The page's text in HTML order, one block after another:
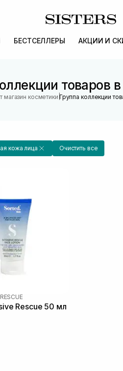
БЕСТСЕЛЛЕРЫ АКЦИИ И
товаров
магазин косметики |Группа коллекции
кожа лица Очистить все
Rescue 50 мл